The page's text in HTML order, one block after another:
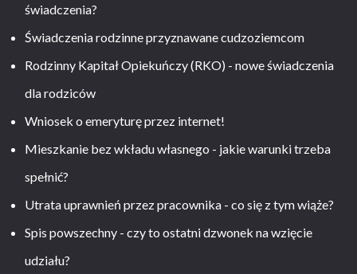
świadczenia?
Świadczenia rodzinne przyznawane cudzoziemcom
Rodzinny Kapitał Opiekuńczy (RKO) - nowe świadczenia
dla rodziców
Wniosek o emeryturę przez internet!
Mieszkanie bez wkładu własnego - jakie warunki trzeba
spełnić?
Utrata uprawnień przez pracownika - co się z tym wiąże?
Spis powszechny - czy to ostatni dzwonek na wzięcie
udziału?